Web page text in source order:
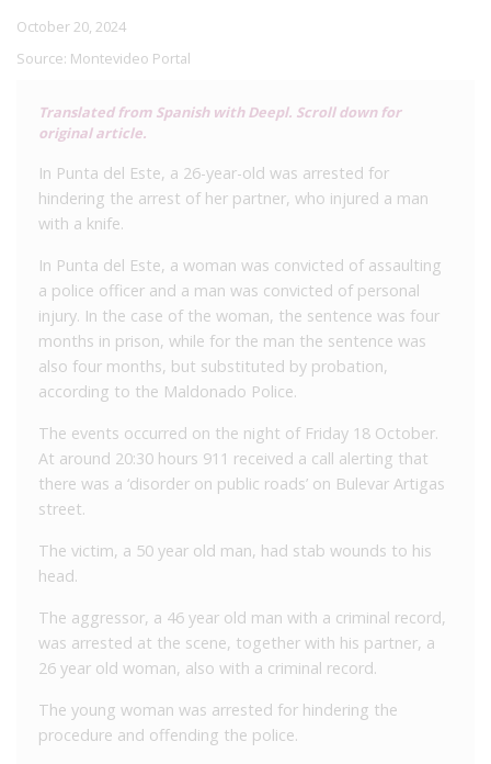
October 20, 2024
Source: Montevideo Portal
Translated from Spanish with Deepl. Scroll down for
original article.
In Punta del Este, a 26-year-old was arrested for
hindering the arrest of her partner, who injured a man
with a knife.
In Punta del Este, a woman was convicted of assaulting
a police officer and a man was convicted of personal
injury. In the case of the woman, the sentence was four
months in prison, while for the man the sentence was
also four months, but substituted by probation,
according to the Maldonado Police.
The events occurred on the night of Friday 18 October.
At around 20:30 hours 911 received a call alerting that
there was a ‘disorder on public roads’ on Bulevar Artigas
street.
The victim, a 50 year old man, had stab wounds to his
head.
The aggressor, a 46 year old man with a criminal record,
was arrested at the scene, together with his partner, a
26 year old woman, also with a criminal record.
The young woman was arrested for hindering the
procedure and offending the police.